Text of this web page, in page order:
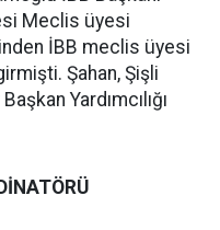
Meclis üyesi
İBB meclis üyesi
Şahan, Şişli
Yardımcılığı